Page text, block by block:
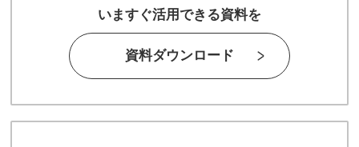
いますぐ活用できる資料を
資料ダウンロード